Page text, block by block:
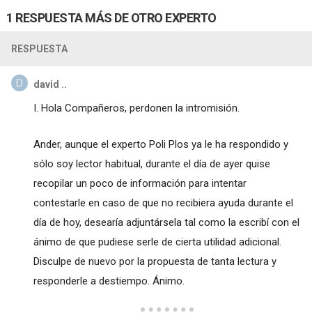
1 RESPUESTA MÁS DE OTRO EXPERTO
RESPUESTA
david ..
I. Hola Compañeros, perdonen la intromisión.
Ander, aunque el experto Poli Plos ya le ha respondido y
sólo soy lector habitual, durante el día de ayer quise
recopilar un poco de información para intentar
contestarle en caso de que no recibiera ayuda durante el
día de hoy, desearía adjuntársela tal como la escribí con el
ánimo de que pudiese serle de cierta utilidad adicional.
Disculpe de nuevo por la propuesta de tanta lectura y
responderle a destiempo. Ánimo.